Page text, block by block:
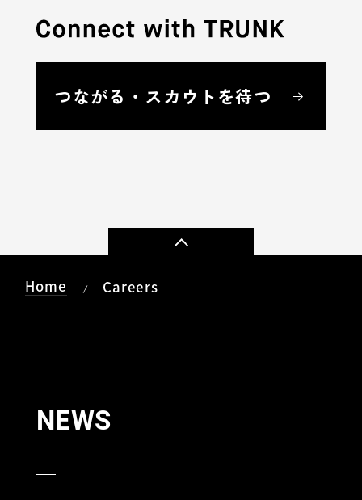
つながる・スカウトを待つ
Home / Careers
NEWS